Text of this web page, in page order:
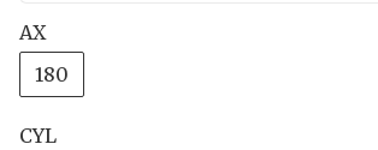
AX
180
CYL